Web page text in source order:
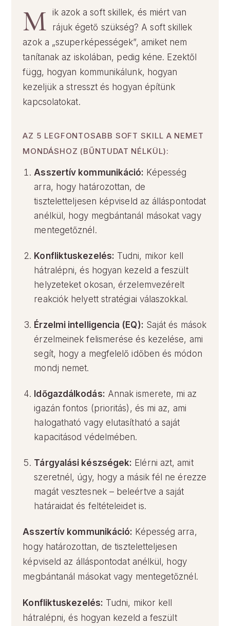
M ik azok a soft skillek, és miért van
rájuk égető szükség? A soft skillek
azok a „szuperképességek”, amiket nem
tanítanak az iskolában, pedig kéne. Ezektől
függ, hogyan kommunikálunk, hogyan
kezeljük a stresszt és hogyan építünk
kapcsolatokat.
AZ 5 LEGFONTOSABB SOFT SKILL A NEMET
MONDÁSHOZ (BŰNTUDAT NÉLKÜL):
Asszertív kommunikáció: Képesség
arra, hogy határozottan, de
tiszteletteljesen képviseld az álláspontodat
anélkül, hogy megbántanál másokat vagy
mentegetőznél.
Konfliktuskezelés: Tudni, mikor kell
hátralépni, és hogyan kezeld a feszült
helyzeteket okosan, érzelemvezérelt
reakciók helyett stratégiai válaszokkal.
Érzelmi intelligencia (EQ): Saját és mások
érzelmeinek felismerése és kezelése, ami
segít, hogy a megfelelő időben és módon
mondj nemet.
Időgazdálkodás: Annak ismerete, mi az
igazán fontos (prioritás), és mi az, ami
halogatható vagy elutasítható a saját
kapacitásod védelmében.
Tárgyalási készségek: Elérni azt, amit
szeretnél, úgy, hogy a másik fél ne érezze
magát vesztesnek – beleértve a saját
határaidat és feltételeidet is.
Asszertív kommunikáció: Képesség arra,
hogy határozottan, de tiszteletteljesen
képviseld az álláspontodat anélkül, hogy
megbántanál másokat vagy mentegetőznél.
Konfliktuskezelés: Tudni, mikor kell
hátralépni, és hogyan kezeld a feszült